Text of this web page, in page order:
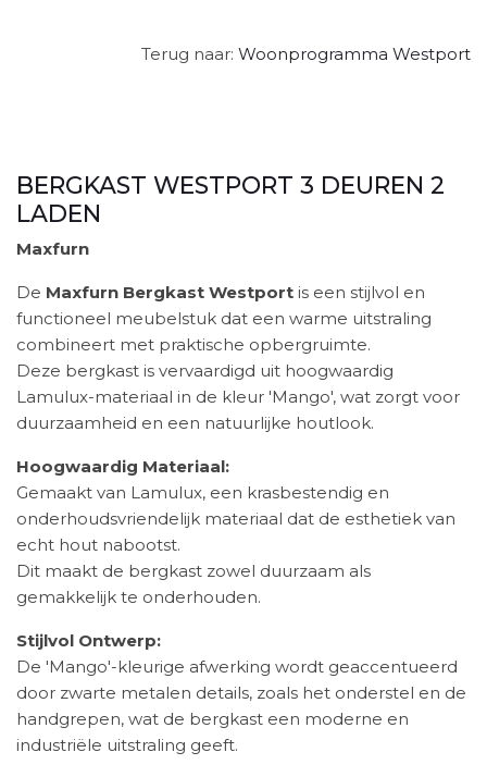
Terug naar: Woonprogramma Westport
BERGKAST WESTPORT 3 DEUREN 2
LADEN
Maxfurn
De Maxfurn Bergkast Westport is een stijlvol en
functioneel meubelstuk dat een warme uitstraling
combineert met praktische opbergruimte.
Deze bergkast is vervaardigd uit hoogwaardig
Lamulux-materiaal in de kleur 'Mango', wat zorgt voor
duurzaamheid en een natuurlijke houtlook.
Hoogwaardig Materiaal:
Gemaakt van Lamulux, een krasbestendig en
onderhoudsvriendelijk materiaal dat de esthetiek van
echt hout nabootst.
Dit maakt de bergkast zowel duurzaam als
gemakkelijk te onderhouden.
Stijlvol Ontwerp:
De 'Mango'-kleurige afwerking wordt geaccentueerd
door zwarte metalen details, zoals het onderstel en de
handgrepen, wat de bergkast een moderne en
industriële uitstraling geeft.